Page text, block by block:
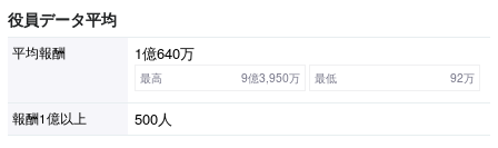
役員データ平均
平均報酬 1億640万
最高 9億3,950万 最低 92万
報酬1億以上 500人